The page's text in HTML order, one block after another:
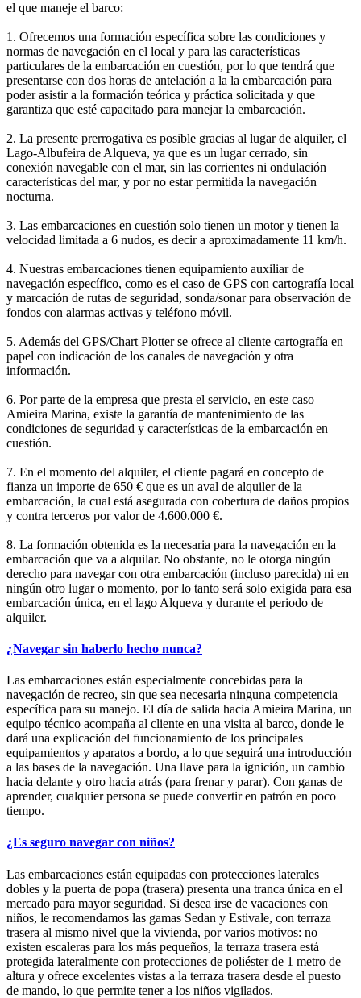
el que maneje el barco:
1. Ofrecemos una formación específica sobre las condiciones y
normas de navegación en el local y para las características
particulares de la embarcación en cuestión, por lo que tendrá que
presentarse con dos horas de antelación a la la embarcación para
poder asistir a la formación teórica y práctica solicitada y que
garantiza que esté capacitado para manejar la embarcación.
2. La presente prerrogativa es posible gracias al lugar de alquiler, el
Lago-Albufeira de Alqueva, ya que es un lugar cerrado, sin
conexión navegable con el mar, sin las corrientes ni ondulación
características del mar, y por no estar permitida la navegación
nocturna.
3. Las embarcaciones en cuestión solo tienen un motor y tienen la
velocidad limitada a 6 nudos, es decir a aproximadamente 11 km/h.
4. Nuestras embarcaciones tienen equipamiento auxiliar de
navegación específico, como es el caso de GPS con cartografía local
y marcación de rutas de seguridad, sonda/sonar para observación de
fondos con alarmas activas y teléfono móvil.
5. Además del GPS/Chart Plotter se ofrece al cliente cartografía en
papel con indicación de los canales de navegación y otra
información.
6. Por parte de la empresa que presta el servicio, en este caso
Amieira Marina, existe la garantía de mantenimiento de las
condiciones de seguridad y características de la embarcación en
cuestión.
7. En el momento del alquiler, el cliente pagará en concepto de
fianza un importe de 650 € que es un aval de alquiler de la
embarcación, la cual está asegurada con cobertura de daños propios
y contra terceros por valor de 4.600.000 €.
8. La formación obtenida es la necesaria para la navegación en la
embarcación que va a alquilar. No obstante, no le otorga ningún
derecho para navegar con otra embarcación (incluso parecida) ni en
ningún otro lugar o momento, por lo tanto será solo exigida para esa
embarcación única, en el lago Alqueva y durante el periodo de
alquiler.
¿Navegar sin haberlo hecho nunca?
Las embarcaciones están especialmente concebidas para la
navegación de recreo, sin que sea necesaria ninguna competencia
específica para su manejo. El día de salida hacia Amieira Marina, un
equipo técnico acompaña al cliente en una visita al barco, donde le
dará una explicación del funcionamiento de los principales
equipamientos y aparatos a bordo, a lo que seguirá una introducción
a las bases de la navegación. Una llave para la ignición, un cambio
hacia delante y otro hacia atrás (para frenar y parar). Con ganas de
aprender, cualquier persona se puede convertir en patrón en poco
tiempo.
¿Es seguro navegar con niños?
Las embarcaciones están equipadas con protecciones laterales
dobles y la puerta de popa (trasera) presenta una tranca única en el
mercado para mayor seguridad. Si desea irse de vacaciones con
niños, le recomendamos las gamas Sedan y Estivale, con terraza
trasera al mismo nivel que la vivienda, por varios motivos: no
existen escaleras para los más pequeños, la terraza trasera está
protegida lateralmente con protecciones de poliéster de 1 metro de
altura y ofrece excelentes vistas a la terraza trasera desde el puesto
de mando, lo que permite tener a los niños vigilados.